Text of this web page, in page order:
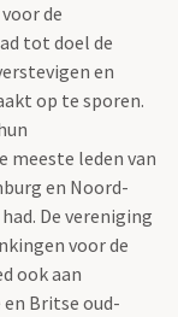
de
tot doel de
en
op te sporen.
meeste leden van
en Noord-
De vereniging
voor de
ook aan
Britse oud-